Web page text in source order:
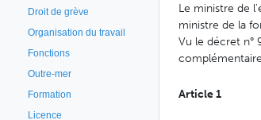
Droit de grève
Organisation du travail
Fonctions
Outre-mer
Formation
Licence
Le ministre de
ministre de la
Vu le décret n°
Article 1